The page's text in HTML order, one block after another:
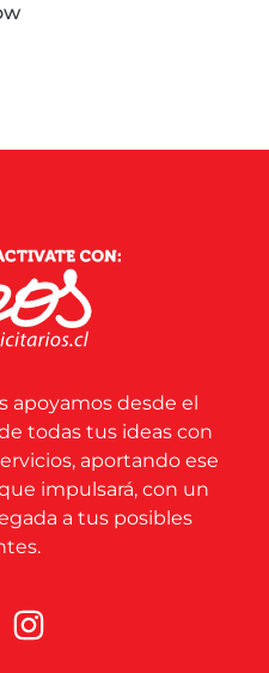
apoyamos desde el
todas tus ideas con
aportando ese
impulsará, con un
a tus posibles